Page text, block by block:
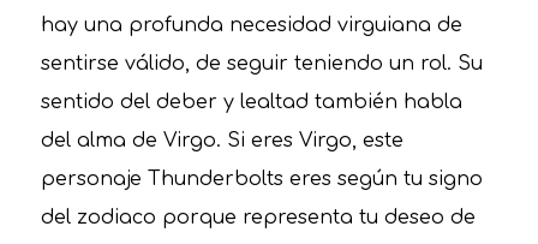
hay una profunda necesidad virguiana de
sentirse válido, de seguir teniendo un rol. Su
sentido del deber y lealtad también habla
del alma de Virgo. Si eres Virgo, este
personaje Thunderbolts eres según tu signo
del zodiaco porque representa tu deseo de